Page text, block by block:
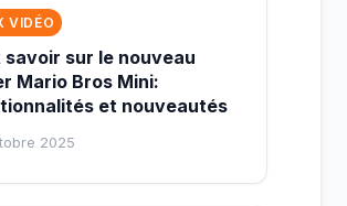
VIDÉO
savoir sur le nouveau
Mario Bros Mini:
et nouveautés
2025